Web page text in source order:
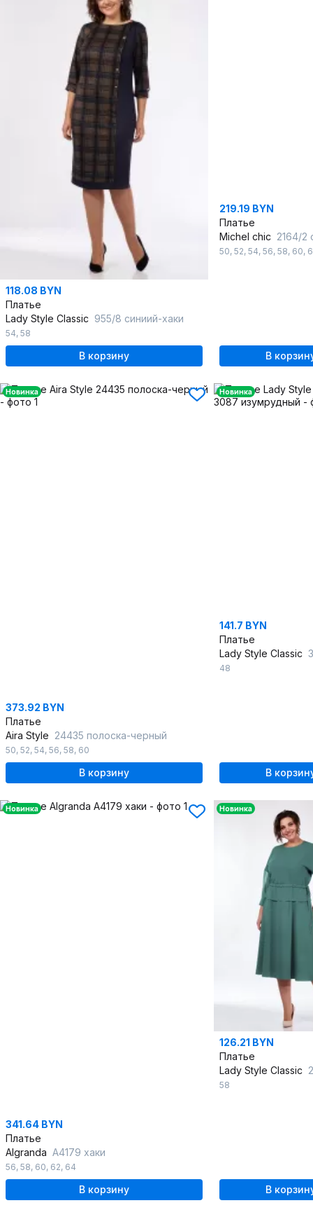
118.08 BYN
Платье
Lady Style Classic 955/8 синиий-хаки
54, 58
В корзину
219.19 BYN
Платье
Michel chic 2164/2
50, 52, 54, 56, 58, 60,
В
Новинка
373.92 BYN
Платье
Aira Style 24435 полоска-черный
50, 52, 54, 56, 58, 60
В корзину
Новинка
141.7 BYN
Платье
Lady Style Classic
48
В
Новинка
341.64 BYN
Платье
Algranda А4179 хаки
56, 58, 60, 62, 64
В корзину
Новинка
126.21 BYN
Платье
Lady Style Classic
58
В